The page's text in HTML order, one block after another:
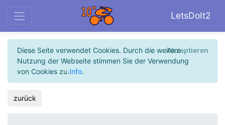
LetsDoIt2
Diese Seite verwendet Cookies. Durch die weitere
Nutzung der Webseite stimmen Sie der Verwendung
von Cookies zu.Info.
Akzeptieren
zurück